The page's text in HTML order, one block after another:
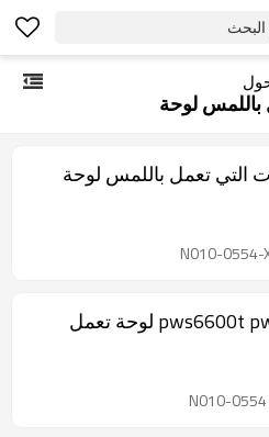
باللمس لوحة
التي تعمل باللمس لوحة
هايتك pws6600t pws6a00 لوحة تعمل